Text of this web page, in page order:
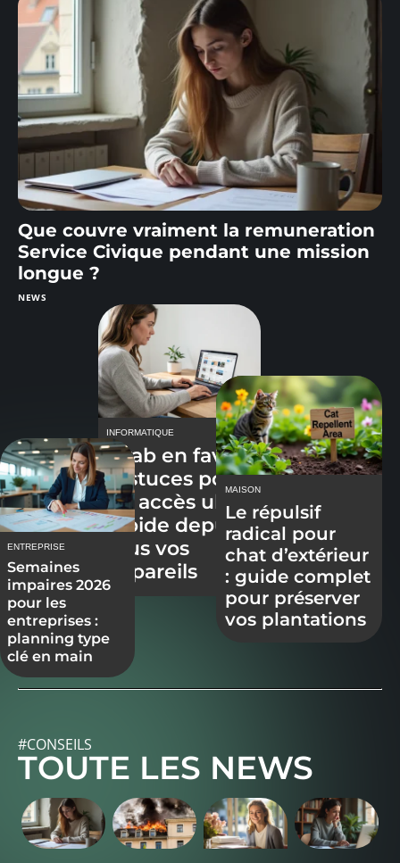
Que couvre vraiment la remuneration
Service Civique pendant une mission
longue ?
NEWS
INFORMATIQUE
Ivrab en favori
: astuces pour
un accès ultra
rapide depuis
tous vos
appareils
MAISON
Le répulsif
radical pour
chat d’extérieur
: guide complet
pour préserver
vos plantations
ENTREPRISE
Semaines
impaires 2026
pour les
entreprises :
planning type
clé en main
#CONSEILS
TOUTE LES NEWS